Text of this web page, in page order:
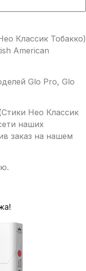
Классик Тобакко)
American
Glo Pro, Glo
Нео Классик
наших
заказ на нашем